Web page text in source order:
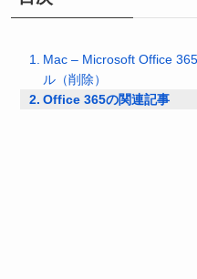
Mac – Microsoft Office
ル（削除）
Office 365の関連記事